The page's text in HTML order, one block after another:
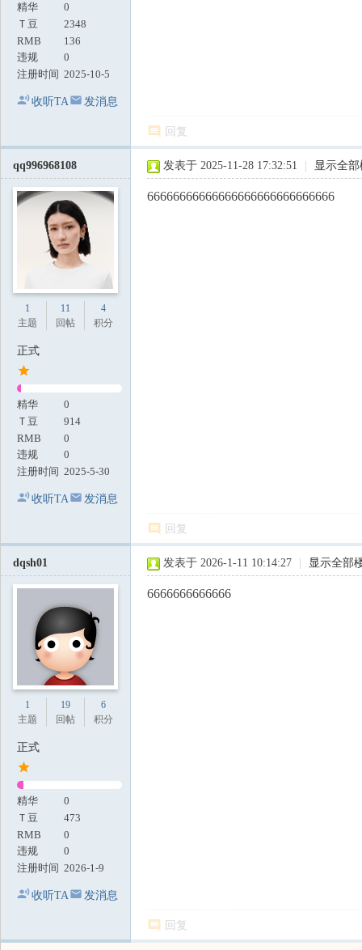
精华
0
Ｔ豆
2348
RMB
136
违规
0
注册时间 2025-10-5
收听TA 发消息
回复
qq996968108
1
主题
11
回帖
4
积分
正式
精华
0
Ｔ豆
914
RMB
0
违规
0
注册时间 2025-5-30
收听TA 发消息
发表于 2025-11-28 17:32:51 显示全
66666666666666666666666666666
回复
dqsh01
1
主题
19
回帖
6
积分
正式
精华
0
Ｔ豆
473
RMB
0
违规
0
注册时间 2026-1-9
收听TA 发消息
发表于 2026-1-11 10:14:27 显示全部
6666666666666
回复